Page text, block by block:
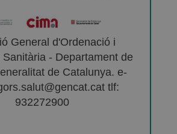
General d'Ordenació i
Sanitària - Departament de
de Catalunya. e-
tlf:
932272900